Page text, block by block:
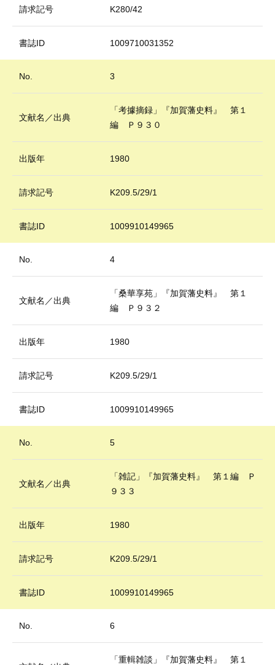
請求記号 K280/42
書誌ID 1009710031352
No. 3
文献名／出典
「考據摘録」『加賀藩史料』 第１
編 Ｐ９３０
出版年 1980
請求記号 K209.5/29/1
書誌ID 1009910149965
No. 4
文献名／出典
「桑華享苑」『加賀藩史料』 第１
編 Ｐ９３２
出版年 1980
請求記号 K209.5/29/1
書誌ID 1009910149965
No. 5
文献名／出典
「雑記」『加賀藩史料』 第１編 Ｐ
９３３
出版年 1980
請求記号 K209.5/29/1
書誌ID 1009910149965
No. 6
「重輯雑談」『加賀藩史料』 第１